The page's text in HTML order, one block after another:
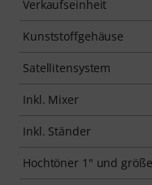
Verkaufseinheit
Kunststoffgehäuse
Satellitensystem
Inkl. Mixer
Inkl. Ständer
Hochtöner 1" und